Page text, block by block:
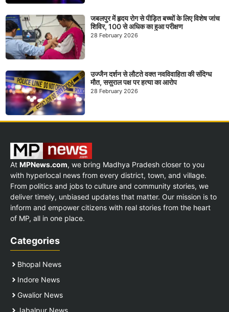
जबलपुर में हृदय रोग से पीड़ित बच्चों के लिए विशेष जांच
शिविर, 100 से अधिक का हुआ परीक्षण
28 February 2026
उज्जैन दर्शन से लौटते वक्त नवविवाहिता की संदिग्ध
मौत, ससुराल पक्ष पर हत्या का आरोप
28 February 2026
At MPNews.com, we bring Madhya Pradesh closer to you
with hyperlocal news from every district, town, and village.
From politics and jobs to culture and community stories, we
deliver timely, unbiased updates that matter. Our mission is to
inform and empower citizens with real stories from the heart
of MP, all in one place.
Categories
Bhopal News
Indore News
Gwalior News
Jabalpur News